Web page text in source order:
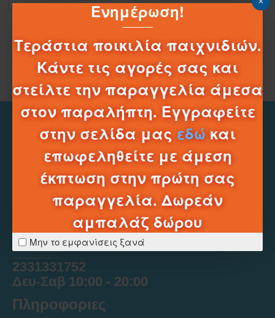
Ενημέρωση!
Τεράστια ποικιλία παιχνιδιών.
Κάντε τις αγορές σας και
στείλτε την παραγγελία άμεσα
στον παραλήπτη. Εγγραφείτε
στην σελίδα μας εδώ και
επωφεληθείτε με άμεση
έκπτωση στην πρώτη σας
παραγγελία. Δωρεάν
αμπαλάζ δώρου
Μην το εμφανίσεις ξανά
Τηλεφωνικό Κέντρο e-shop
______
2331331752
Δευ-Σαβ 10:00 - 20:00
Πληροφοριες